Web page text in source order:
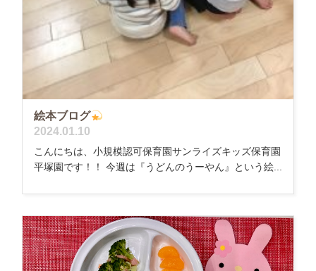
絵本ブログ
2024.01.10
こんにちは、小規模認可保育園サンライズキッズ保育園
平塚園です！！ 今週は『うどんのうーやん』という絵...